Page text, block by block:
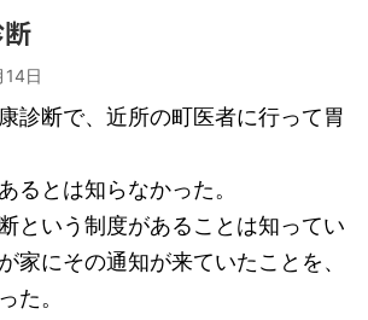
14日
診断で、近所の町医者に行って胃
るとは知らなかった。
という制度があることは知ってい
家にその通知が来ていたことを、
た。